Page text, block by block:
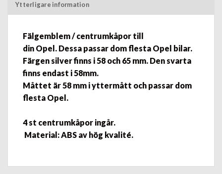
Ytterligare information
Fälgemblem / centrumkåpor till
din Opel. Dessa passar dom flesta Opel bilar.
Färgen silver finns i58 och 65 mm. Den svarta
finns endast i 58mm.
Måttet är 58 mm i yttermått och passar dom
flesta Opel.
4 st centrumkåpor ingår.
Material: ABS av hög kvalité.